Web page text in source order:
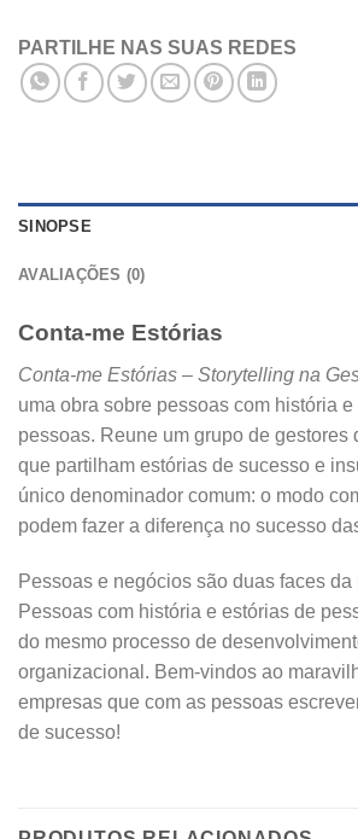
PARTILHE NAS SUAS REDES
SINOPSE
AVALIAÇÕES (0)
Conta-me Estórias
Conta-me Estórias – Storytelling na
uma obra sobre pessoas com história
pessoas. Reune um grupo de gestores
que partilham estórias de sucesso e
único denominador comum: o modo
podem fazer a diferença no sucesso
Pessoas e negócios são duas faces da
Pessoas com história e estórias de
do mesmo processo de
organizacional. Bem-vindos ao
empresas que com as pessoas
de sucesso!